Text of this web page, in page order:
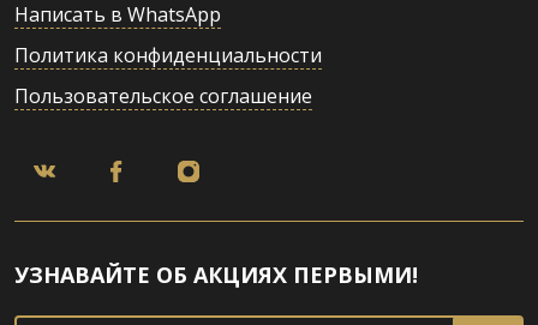
Написать в WhatsApp
Политика конфиденциальности
Пользовательское соглашение
УЗНАВАЙТЕ ОБ АКЦИЯХ ПЕРВЫМИ!